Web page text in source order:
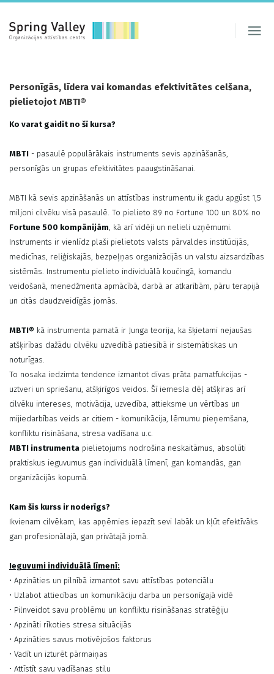
Personīgās, līdera vai komandas efektivitātes celšana,
pielietojot MBTI®
Ko varat gaidīt no šī kursa?
MBTI - pasaulē populārākais instruments sevis apzināšanās,
personīgās un grupas efektivitātes paaugstināšanai.
MBTI kā sevis apzināšanās un attīstības instrumentu ik gadu apgūst 1,5
miljoni cilvēku visā pasaulē. To pielieto 89 no Fortune 100 un 80% no
Fortune 500 kompānijām, kā arī vidēji un nelieli uzņēmumi.
Instruments ir vienlīdz plaši pielietots valsts pārvaldes institūcijās,
medicīnas, reliģiskajās, bezpeļņas organizācijās un valstu aizsardzības
sistēmās. Instrumentu pielieto individuālā koučingā, komandu
veidošanā, menedžmenta apmācībā, darbā ar atkarībām, pāru terapijā
un citās daudzveidīgās jomās.
MBTI® kā instrumenta pamatā ir Junga teorija, ka šķietami nejaušas
atšķirības dažādu cilvēku uzvedībā patiesībā ir sistemātiskas un
noturīgas.
To nosaka iedzimta tendence izmantot divas prāta pamatfukcijas -
uztveri un spriešanu, atšķirīgos veidos. Šī iemesla dēļ atšķiras arī
cilvēku intereses, motivācija, uzvedība, attieksme un vērtības un
mijiedarbības veids ar citiem - komunikācija, lēmumu pieņemšana,
konfliktu risināšana, stresa vadīšana u.c.
MBTI instrumenta pielietojums nodrošina neskaitāmus, absolūti
praktiskus ieguvumus gan individuālā līmenī, gan komandās, gan
organizācijās kopumā.
Kam šis kurss ir noderīgs?
Ikvienam cilvēkam, kas apņēmies iepazīt sevi labāk un kļūt efektīvāks
gan profesionālajā, gan privātajā jomā.
Ieguvumi individuālā līmenī:
• Apzināties un pilnībā izmantot savu attīstības potenciālu
• Uzlabot attiecības un komunikāciju darba un personīgajā vidē
• Pilnveidot savu problēmu un konfliktu risināšanas stratēģiju
• Apzināti rīkoties stresa situācijās
• Apzināties savus motivējošos faktorus
• Vadīt un izturēt pārmaiņas
• Attīstīt savu vadīšanas stilu